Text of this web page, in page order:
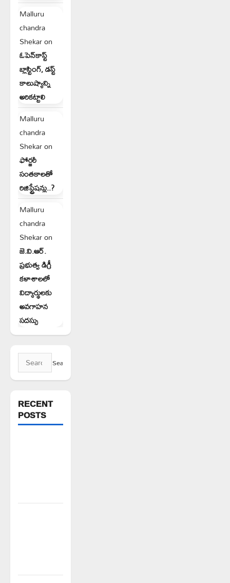
Malluru
chandra
Shekaron
ఓపెన్‌కాస్ట్
బ్లాస్టింగ్, డస్ట్
కాలుష్యాన్ని
అరికట్టాలి
Malluru
chandra
Shekaron
ఫోర్జరీ
సంతకాలతో
రిజిస్ట్రేషన్లు..?
Malluru
chandra
Shekaron
జె.వి.ఆర్.
ప్రభుత్వ డిగ్రీ
కళాశాలలో
విద్యార్థులకు
అవగాహన
సదస్సు
Search
for:
RECENT
POSTS